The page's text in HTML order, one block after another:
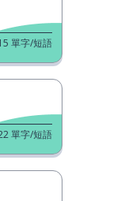
單字/短語
單字/短語